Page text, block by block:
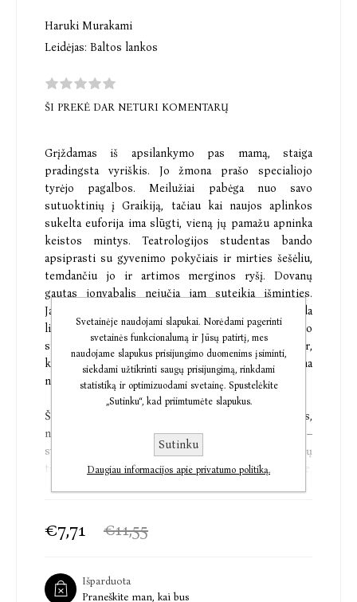
Haruki Murakami
Leidėjas: Baltos lankos
ŠI PREKĖ DAR NETURI KOMENTARŲ
Grįždamas iš apsilankymo pas mamą, staiga
pradingsta vyriškis. Jo žmona prašo specialiojo
tyrėjo pagalbos. Meilužiai pabėga nuo savo
sutuoktinių į Graikiją, tačiau kai naujos aplinkos
sukelta euforija ima slūgti, vieną jų pamažu apninka
keistos mintys. Teatrologijos studentas bando
apsiprasti su gyvenimo pokyčiais ir mirties šešėliu,
temdančiu jo ir artimos merginos ryšį. Dovanų
gautas jonvabalis nejučia jam suteikia išminties.
Jauna moteris susižavi Ledo žmogumi ir atsiduoda
likimo staigmenoms. Midzuki Odzava–Ando
sunerimusi – iš atminties sprūsta nuosavas vardas ir,
kai jau atrodo, kad jo niekada neatgaus, ją nustebina
nežmogiška būtybė.
Šiame apsakymų rinkinyje veikia katės žmogėdros,
nusikaltėlė beždžionė, aštrieji varnai, taip pat –
svajonės, kurios mus formuoja, ir dalykai, kurių
trokštame. Ištrūkę į viltingą susitikimą Italijoje,
neaprėpiama netektimi ir seksualumu, jonvabalio
turėtų būti patys artimiausi.
€7,71 €11,55
Išparduota
Praneškite man, kai bus
Svetainėje naudojami slapukai. Norėdami pagerinti
svetainės funkcionalumą ir Jūsų patirtį, mes
naudojame slapukus prisijungimo duomenims įsiminti,
siekdami užtikrinti saugų prisijungimą, rinkdami
statistiką ir optimizuodami svetainę. Spustelėkite
„Sutinku“, kad priimtumėte slapukus.
Sutinku
Daugiau informacijos apie privatumo politiką.